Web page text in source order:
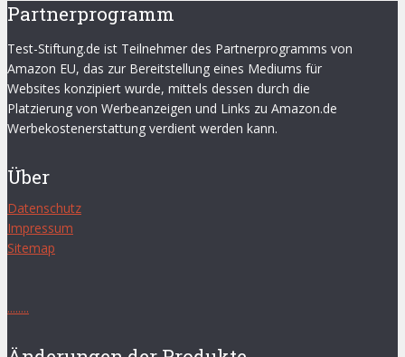
Partnerprogramm
Test-Stiftung.de ist Teilnehmer des Partnerprogramms von
Amazon EU, das zur Bereitstellung eines Mediums für
Websites konzipiert wurde, mittels dessen durch die
Platzierung von Werbeanzeigen und Links zu Amazon.de
Werbekostenerstattung verdient werden kann.
Über
Datenschutz
Impressum
Sitemap
........